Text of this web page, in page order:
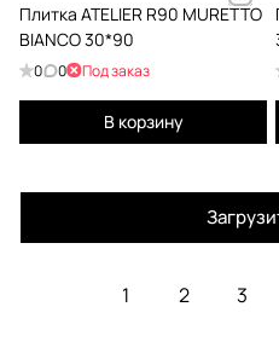
Плитка ATELIER R90 MURETTO
BIANCO 30*90
0 0 Под заказ
В корзину
1 2 3